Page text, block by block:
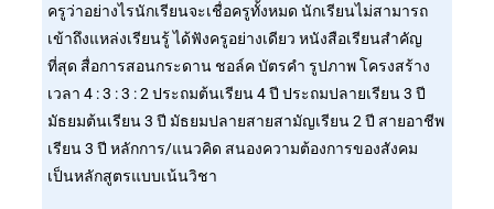
ครูว่าอย่างไรนักเรียนจะเชื่อครูทั้งหมด นักเรียนไม่สามารถ
เข้าถึงแหล่งเรียนรู้ ได้ฟังครูอย่างเดียว หนังสือเรียนสำคัญ
ที่สุด สื่อการสอนกระดาน ชอล์ค บัตรคำ รูปภาพ โครงสร้าง
เวลา 4 : 3 : 3 : 2 ประถมต้นเรียน 4 ปี ประถมปลายเรียน 3 ปี
มัธยมต้นเรียน 3 ปี มัธยมปลายสายสามัญเรียน 2 ปี สายอาชีพ
เรียน 3 ปี หลักการ/แนวคิด สนองความต้องการของสังคม
เป็นหลักสูตรแบบเน้นวิชา